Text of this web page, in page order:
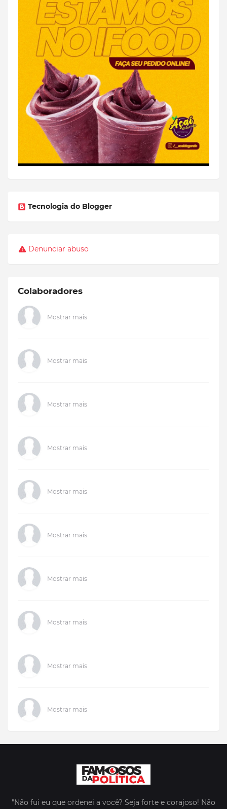
Tecnologia do Blogger
Denunciar abuso
Colaboradores
Mostrar mais
Mostrar mais
Mostrar mais
Mostrar mais
Mostrar mais
Mostrar mais
Mostrar mais
Mostrar mais
Mostrar mais
Mostrar mais
"Não fui eu que ordenei a você? Seja forte e corajoso! Não